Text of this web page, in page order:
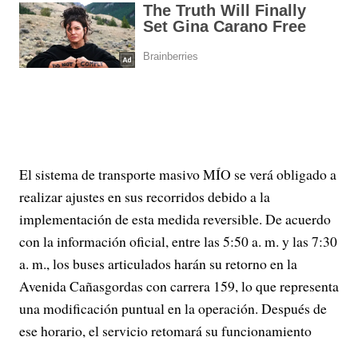
El sistema de transporte masivo MÍO se verá obligado a
realizar ajustes en sus recorridos debido a la
implementación de esta medida reversible. De acuerdo
con la información oficial, entre las 5:50 a. m. y las 7:30
a. m., los buses articulados harán su retorno en la
Avenida Cañasgordas con carrera 159, lo que representa
una modificación puntual en la operación. Después de
ese horario, el servicio retomará su funcionamiento